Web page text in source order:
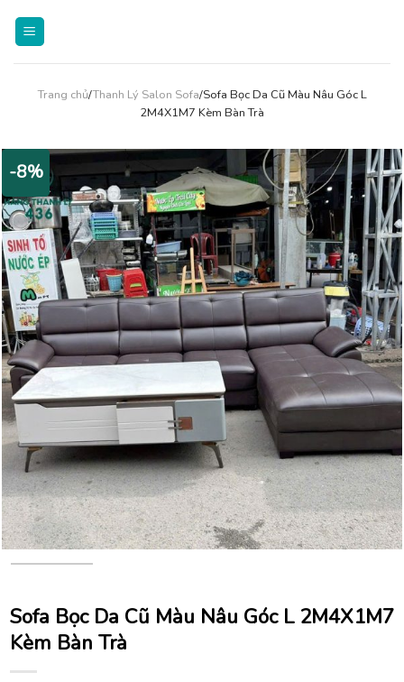
Trang chủ/Thanh Lý Salon Sofa/Sofa Bọc Da Cũ Màu Nâu Góc L
2M4X1M7 Kèm Bàn Trà
-8%
Sofa Bọc Da Cũ Màu Nâu Góc L 2M4X1M7
Kèm Bàn Trà